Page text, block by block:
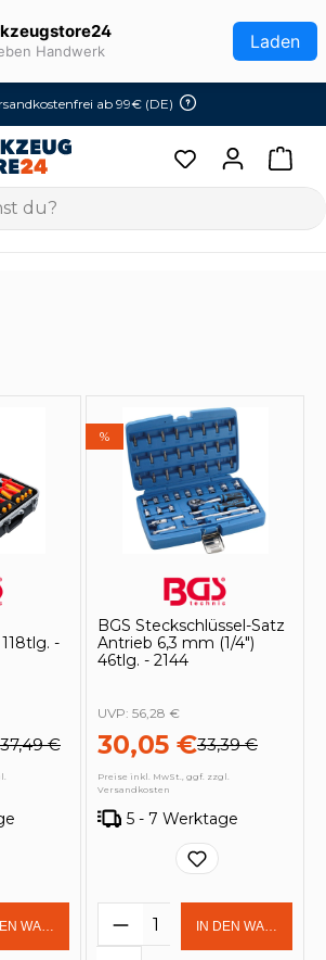
Handwerk Laden
ab 99€ (DE)
-
€
Gib den
WARENKORB
%
BGS Steckschlüssel-Satz
Antrieb 6,3 mm (1/4")
46tlg. - 2144
30,05 €33,39 €
UVP: 56,28 €
Preise inkl. MwSt., ggf. zzgl.
Versandkosten
5 - 7 Werktage
Produkt Anzahl:
IN DEN